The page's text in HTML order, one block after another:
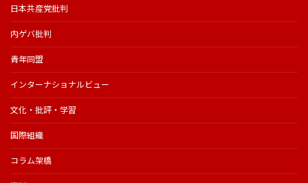
日本共産党批判
内ゲバ批判
青年同盟
インターナショナルビュー
文化・批評・学習
国際組織
コラム架橋